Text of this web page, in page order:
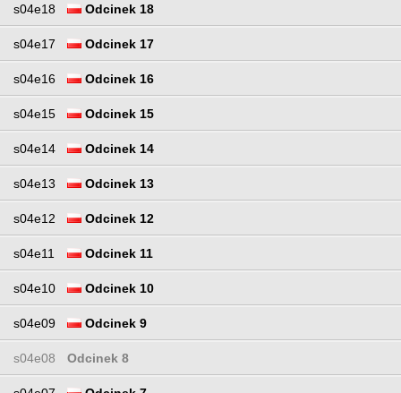
s04e18 Odcinek 18
s04e17 Odcinek 17
s04e16 Odcinek 16
s04e15 Odcinek 15
s04e14 Odcinek 14
s04e13 Odcinek 13
s04e12 Odcinek 12
s04e11 Odcinek 11
s04e10 Odcinek 10
s04e09 Odcinek 9
s04e08 Odcinek 8